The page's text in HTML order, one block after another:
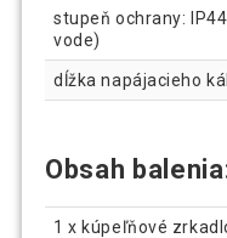
stupeň ochrany:
vode)
dĺžka napájacieho
Obsah
1 x kúpeľňové